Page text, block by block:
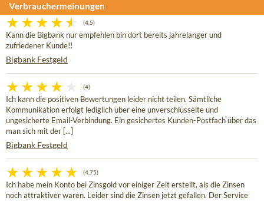
Verbrauchermeinungen
(4,5)
Kann die Bigbank nur empfehlen bin dort bereits jahrelanger und
zufriedener Kunde!!
Bigbank Festgeld
(4)
Ich kann die positiven Bewertungen leider nicht teilen. Sämtliche
Kommunikation erfolgt lediglich über eine unverschlüsselte und
ungesicherte Email-Verbindung. Ein gesichertes Kunden-Postfach über das
man sich mit der [...]
Bigbank Festgeld
(4,75)
Ich habe mein Konto bei Zinsgold vor einiger Zeit erstellt, als die Zinsen
noch attraktiver waren. Leider sind die Zinsen jetzt gefallen. Der Service